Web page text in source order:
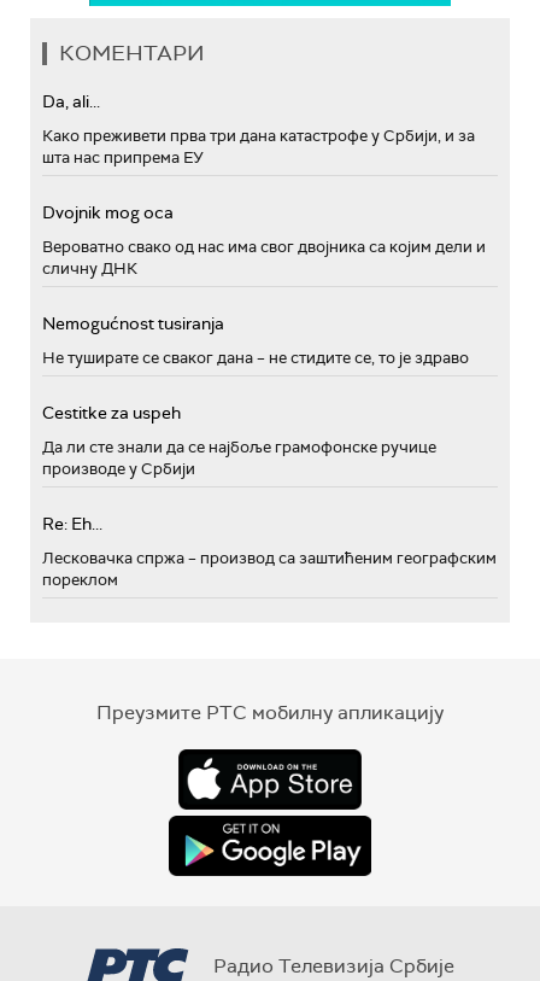
КОМЕНТАРИ
Da, ali...
Како преживети прва три дана катастрофе у Србији, и за
шта нас припрема ЕУ
Dvojnik mog oca
Вероватно свако од нас има свог двојника са којим дели и
сличну ДНК
Nemogućnost tusiranja
Не туширате се сваког дана – не стидите се, то је здраво
Cestitke za uspeh
Да ли сте знали да се најбоље грамофонске ручице
производе у Србији
Re: Eh...
Лесковачка спржа – производ са заштићеним географским
пореклом
Преузмите РТС мобилну апликацију
Радио Телевизија Србије